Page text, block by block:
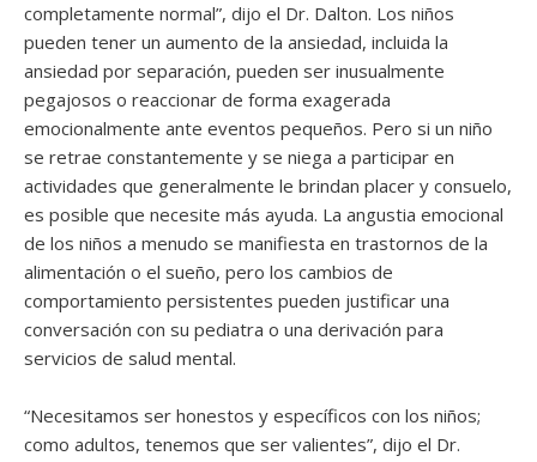
completamente normal”, dijo el Dr. Dalton. Los niños
pueden tener un aumento de la ansiedad, incluida la
ansiedad por separación, pueden ser inusualmente
pegajosos o reaccionar de forma exagerada
emocionalmente ante eventos pequeños. Pero si un niño
se retrae constantemente y se niega a participar en
actividades que generalmente le brindan placer y consuelo,
es posible que necesite más ayuda. La angustia emocional
de los niños a menudo se manifiesta en trastornos de la
alimentación o el sueño, pero los cambios de
comportamiento persistentes pueden justificar una
conversación con su pediatra o una derivación para
servicios de salud mental.
“Necesitamos ser honestos y específicos con los niños;
como adultos, tenemos que ser valientes”, dijo el Dr.